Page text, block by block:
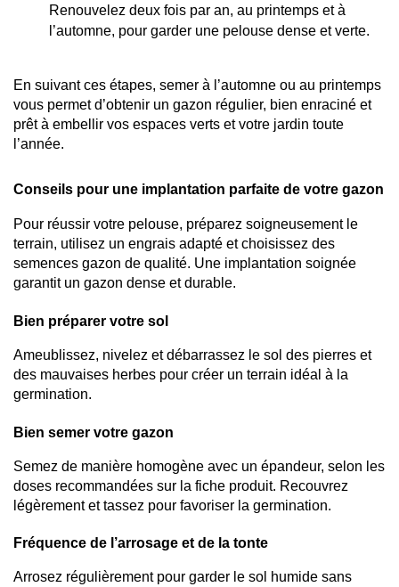
Renouvelez deux fois par an, au printemps et à
l’automne, pour garder une pelouse dense et verte.
En suivant ces étapes, semer à l’automne ou au printemps
vous permet d’obtenir un gazon régulier, bien enraciné et
prêt à embellir vos espaces verts et votre jardin toute
l’année.
Conseils pour une implantation parfaite de votre gazon
Pour réussir votre pelouse, préparez soigneusement le
terrain, utilisez un engrais adapté et choisissez des
semences gazon de qualité. Une implantation soignée
garantit un gazon dense et durable.
Bien préparer votre sol
Ameublissez, nivelez et débarrassez le sol des pierres et
des mauvaises herbes pour créer un terrain idéal à la
germination.
Bien semer votre gazon
Semez de manière homogène avec un épandeur, selon les
doses recommandées sur la fiche produit. Recouvrez
légèrement et tassez pour favoriser la germination.
Fréquence de l’arrosage et de la tonte
Arrosez régulièrement pour garder le sol humide sans